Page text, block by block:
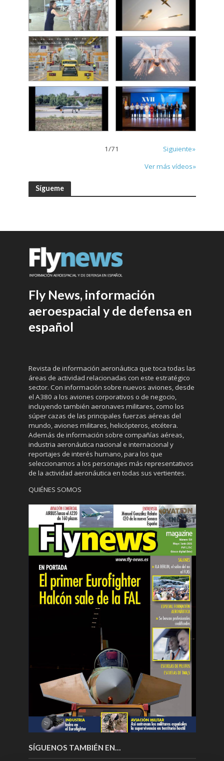
1/71
Siguiente»
Ver más vídeos»
Sígueme
Fly News, información
aeroespacial y de defensa en
español
Revista de información aeronáutica que toca todas las
áreas de actividad relacionadas con este estratégico
sector. Con información sobre nuevos aviones, desde
el A380 a los aviones corporativos o de negocio,
incluyendo también aeronaves militares, como los
súper cazas de las principales fuerzas aéreas del
mundo, aviones militares, helicópteros, etcétera.
Además de información sobre compañías aéreas,
industria aeronáutica nacional e internacional y
reportajes de interés humano, para los que
seleccionamos a los personajes más representativos
de la actividad aeronáutica en todas sus vertientes.
QUIÉNES SOMOS
SÍGUENOS TAMBIÉN EN…